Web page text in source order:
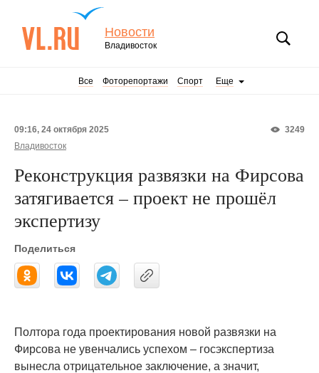
Новости
Владивосток
Все Фоторепортажи Спорт Еще
3249
09:16, 24 октября 2025
Владивосток
Реконструкция развязки на Фирсова
затягивается – проект не прошёл
экспертизу
Поделиться
Полтора года проектирования новой развязки на
Фирсова не увенчались успехом – госэкспертиза
вынесла отрицательное заключение, а значит,